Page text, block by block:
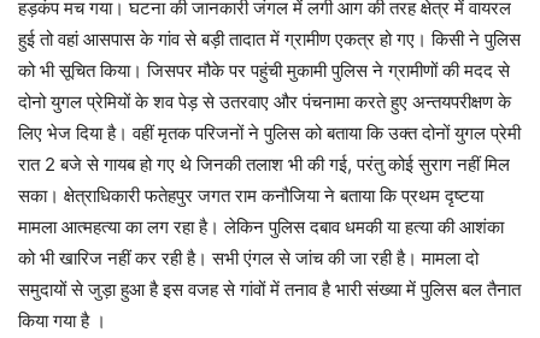
हड़कंप मच गया। घटना की जानकारी जंगल में लगी आग की तरह क्षेत्र में वायरल
हुई तो वहां आसपास के गांव से बड़ी तादात में ग्रामीण एकत्र हो गए। किसी ने पुलिस
को भी सूचित किया। जिसपर मौके पर पहुंची मुकामी पुलिस ने ग्रामीणों की मदद से
दोनो युगल प्रेमियों के शव पेड़ से उतरवाए और पंचनामा करते हुए अन्तयपरीक्षण के
लिए भेज दिया है। वहीं मृतक परिजनों ने पुलिस को बताया कि उक्त दोनों युगल प्रेमी
रात 2 बजे से गायब हो गए थे जिनकी तलाश भी की गई, परंतु कोई सुराग नहीं मिल
सका। क्षेत्राधिकारी फतेहपुर जगत राम कनौजिया ने बताया कि प्रथम दृष्टया
मामला आत्महत्या का लग रहा है। लेकिन पुलिस दबाव धमकी या हत्या की आशंका
को भी खारिज नहीं कर रही है। सभी एंगल से जांच की जा रही है। मामला दो
समुदायों से जुड़ा हुआ है इस वजह से गांवों में तनाव है भारी संख्या में पुलिस बल तैनात
किया गया है ।